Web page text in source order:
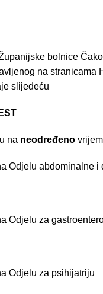
bolnice
na
slijedeću
na neodređeno
Odjelu abdominalne i
Odjelu za
Odjelu za psihijatriju